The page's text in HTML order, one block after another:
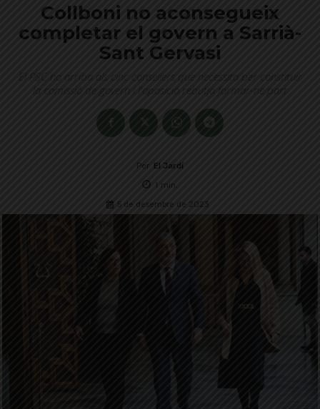
Collboni no aconsegueix
completar el govern a Sarrià-
Sant Gervasi
El PSC no arriba als cinc consellers que necessita per constituir
la comissió de govern i l'oposició rebutja formar-ne part
Per El Jardí
1 min.
5 de desembre de 2023